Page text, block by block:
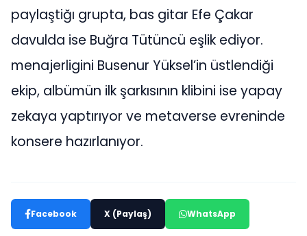
paylaştiğı grupta, bas gitar Efe Çakar
davulda ise Buğra Tütüncü eşlik ediyor.
menajerligini Busenur Yüksel’in üstlendiği
ekip, albümün ilk şarkısının klibini ise yapay
zekaya yaptırıyor ve metaverse evreninde
konsere hazırlanıyor.
Facebook X (Paylaş) WhatsApp